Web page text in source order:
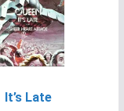
It’s Late